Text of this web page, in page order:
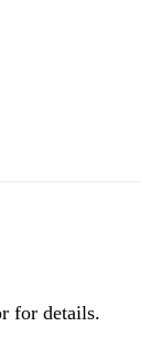
for details.